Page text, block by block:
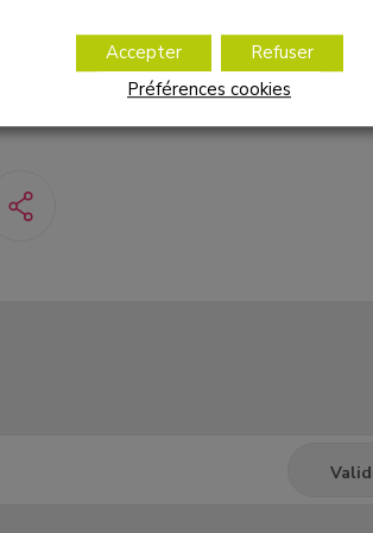
Surveillance d’Anphi – Vivre FM a
Patrick et de sa sœur, Martine, qui ont
Accepter
Refuser
Préférences cookies